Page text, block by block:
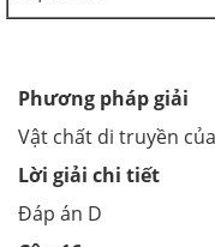
Phương pháp giải
Vật chất di truyền
Lời giải chi tiết
Đáp án D